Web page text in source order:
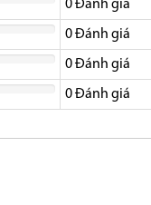
0Đánh giá
0Đánh giá
0Đánh giá
0Đánh giá